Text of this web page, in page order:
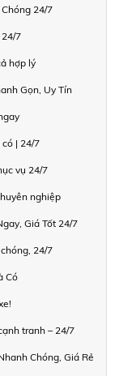
24/7
24/7
hợp lý
Gọn, Uy Tín
| 24/7
vụ 24/7
nghiệp
Giá Tốt 24/7
24/7
Có
tranh – 24/7
Chóng, Giá Rẻ